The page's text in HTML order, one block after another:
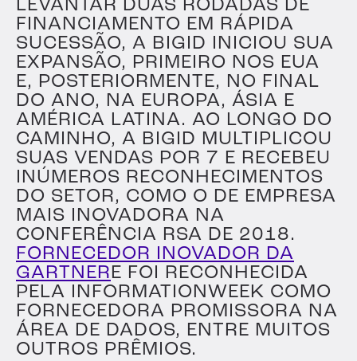
LEVANTAR DUAS RODADAS DE
FINANCIAMENTO EM RÁPIDA
SUCESSÃO, A BIGID INICIOU SUA
EXPANSÃO, PRIMEIRO NOS EUA
E, POSTERIORMENTE, NO FINAL
DO ANO, NA EUROPA, ÁSIA E
AMÉRICA LATINA. AO LONGO DO
CAMINHO, A BIGID MULTIPLICOU
SUAS VENDAS POR 7 E RECEBEU
INÚMEROS RECONHECIMENTOS
DO SETOR, COMO O DE EMPRESA
MAIS INOVADORA NA
CONFERÊNCIA RSA DE 2018.
FORNECEDOR INOVADOR DA
GARTNERE FOI RECONHECIDA
PELA INFORMATIONWEEK COMO
FORNECEDORA PROMISSORA NA
ÁREA DE DADOS, ENTRE MUITOS
OUTROS PRÊMIOS.